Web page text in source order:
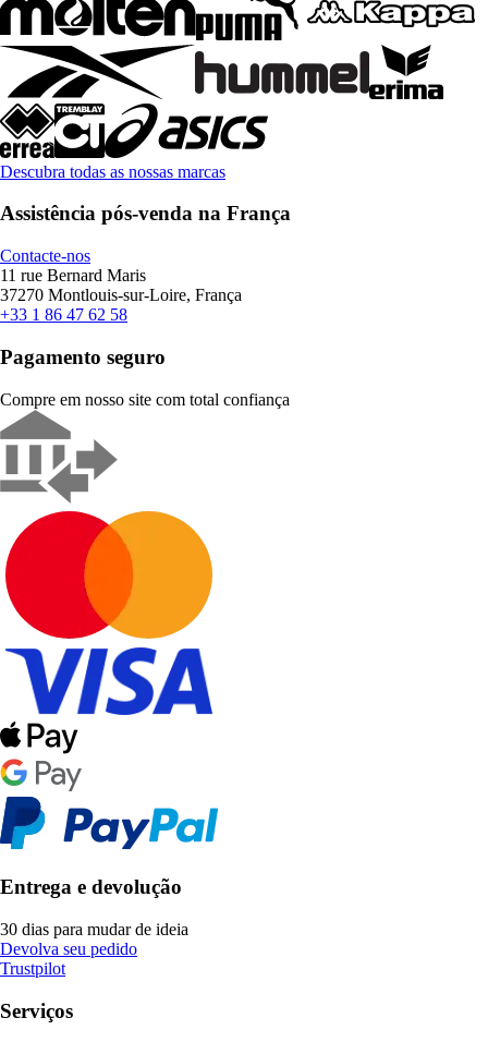
Descubra todas as nossas marcas
Assistência pós-venda na França
Contacte-nos
11 rue Bernard Maris
37270 Montlouis-sur-Loire, França
+33 1 86 47 62 58
Pagamento seguro
Compre em nosso site com total confiança
Entrega e devolução
30 dias para mudar de ideia
Devolva seu pedido
Trustpilot
Serviços